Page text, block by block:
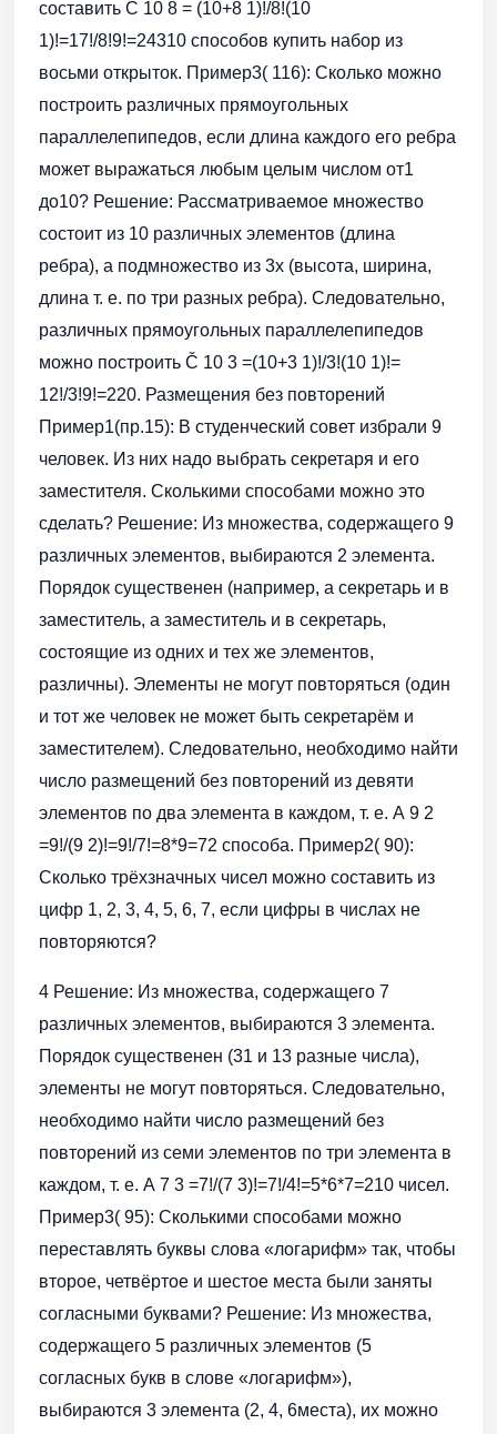
составить Č 10 8 = (10+8 1)!/8!(10
1)!=17!/8!9!=24310 способов купить набор из
восьми открыток. Пример3( 116): Сколько можно
построить различных прямоугольных
параллелепипедов, если длина каждого его ребра
может выражаться любым целым числом от1
до10? Решение: Рассматриваемое множество
состоит из 10 различных элементов (длина
ребра), а подмножество из 3х (высота, ширина,
длина т. е. по три разных ребра). Следовательно,
различных прямоугольных параллелепипедов
можно построить Č 10 3 =(10+3 1)!/3!(10 1)!=
12!/3!9!=220. Размещения без повторений
Пример1(пр.15): В студенческий совет избрали 9
человек. Из них надо выбрать секретаря и его
заместителя. Сколькими способами можно это
сделать? Решение: Из множества, содержащего 9
различных элементов, выбираются 2 элемента.
Порядок существенен (например, а секретарь и в
заместитель, а заместитель и в секретарь,
состоящие из одних и тех же элементов,
различны). Элементы не могут повторяться (один
и тот же человек не может быть секретарём и
заместителем). Следовательно, необходимо найти
число размещений без повторений из девяти
элементов по два элемента в каждом, т. е. А 9 2
=9!/(9 2)!=9!/7!=8*9=72 способа. Пример2( 90):
Сколько трёхзначных чисел можно составить из
цифр 1, 2, 3, 4, 5, 6, 7, если цифры в числах не
повторяются?
4 Решение: Из множества, содержащего 7
различных элементов, выбираются 3 элемента.
Порядок существенен (31 и 13 разные числа),
элементы не могут повторяться. Следовательно,
необходимо найти число размещений без
повторений из семи элементов по три элемента в
каждом, т. е. А 7 3 =7!/(7 3)!=7!/4!=5*6*7=210 чисел.
Пример3( 95): Сколькими способами можно
переставлять буквы слова «логарифм» так, чтобы
второе, четвёртое и шестое места были заняты
согласными буквами? Решение: Из множества,
содержащего 5 различных элементов (5
согласных букв в слове «логарифм»),
выбираются 3 элемента (2, 4, 6места), их можно